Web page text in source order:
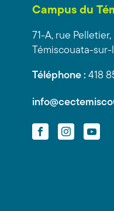
Campus du
71-A, rue Pelletier,
Témiscouata-sur-
Téléphone : 418
FacebookInstagramYouTube